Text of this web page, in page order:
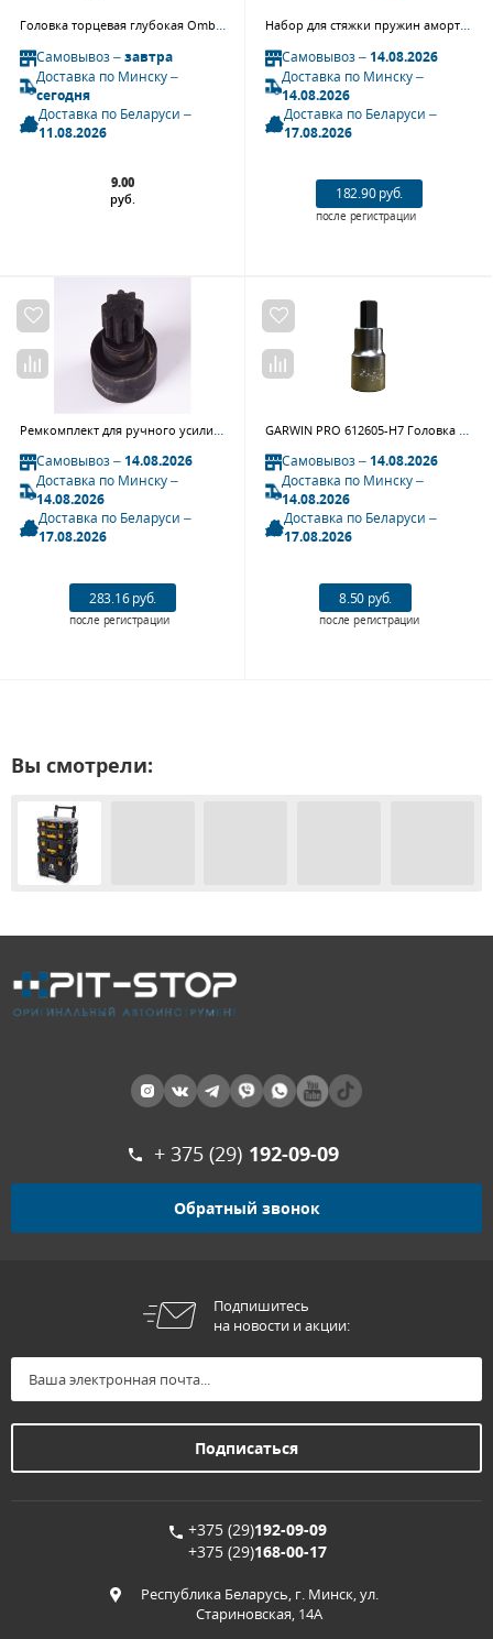
Головка торцевая глубокая Ombra 138122 (3/8") 22 мм
Самовывоз –завтра
Доставка по Минску –
сегодня
Доставка по Беларуси –
11.08.2026
9.00
руб.
Набор для стяжки пружин амортизатора, 85-370 мм, кованые крюки, 6 предметов KING TONY 9BF11
Самовывоз –14.08.2026
Доставка по Минску –
14.08.2026
Доставка по Беларуси –
17.08.2026
182.90 руб.
после регистрации
Самовывоз –14.08.2026
Доставка по Минску –
14.08.2026
Доставка по Беларуси –
17.08.2026
283.16 руб.
после регистрации
Самовывоз –14.08.2026
Доставка по Минску –
14.08.2026
Доставка по Беларуси –
17.08.2026
8.50 руб.
после регистрации
Вы смотрели:
+ 375 (29) 192-09-09
Обратный звонок
Подпишитесь
на новости и акции:
+375 (29)192-09-09
+375 (29)168-00-17
Республика Беларусь, г. Минск, ул.
Стариновская, 14А